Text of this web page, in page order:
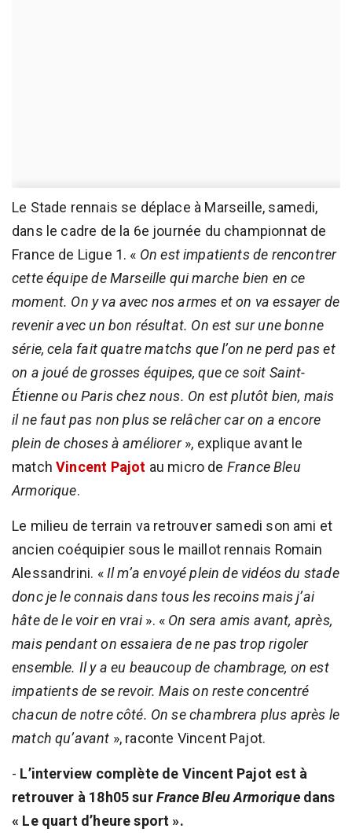
Le Stade rennais se déplace à Marseille, samedi,
dans le cadre de la 6e journée du championnat de
France de Ligue 1. « On est impatients de rencontrer
cette équipe de Marseille qui marche bien en ce
moment. On y va avec nos armes et on va essayer de
revenir avec un bon résultat. On est sur une bonne
série, cela fait quatre matchs que l’on ne perd pas et
on a joué de grosses équipes, que ce soit Saint-
Étienne ou Paris chez nous. On est plutôt bien, mais
il ne faut pas non plus se relâcher car on a encore
plein de choses à améliorer», explique avant le
matchVincent Pajot au micro de France Bleu
Armorique.
Le milieu de terrain va retrouver samedi son ami et
ancien coéquipier sous le maillot rennais Romain
Alessandrini. «Il m’a envoyé plein de vidéos du stade
donc je le connais dans tous les recoins mais j’ai
hâte de le voir en vrai». « On sera amis avant, après,
mais pendant on essaiera de ne pas trop rigoler
ensemble. Il y a eu beaucoup de chambrage, on est
impatients de se revoir. Mais on reste concentré
chacun de notre côté. On se chambrera plus après le
match qu’avant », raconte Vincent Pajot.
- L’interview complète de Vincent Pajot est à
retrouver à 18h05 surFrance Bleu Armoriquedans
« Le quart d’heure sport ».